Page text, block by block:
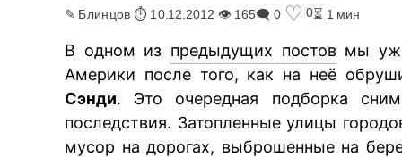
✎ Блинцов ⏱ 10.12.2012 👁 165🗨 0 ♡ 0⏳ 1 мин
В одном из предыдущих постовмы уже
Америки после того, как на неё
Сэнди. Это очередная подборка
последствия. Затопленные улицы
мусор на дорогах, выброшенные на